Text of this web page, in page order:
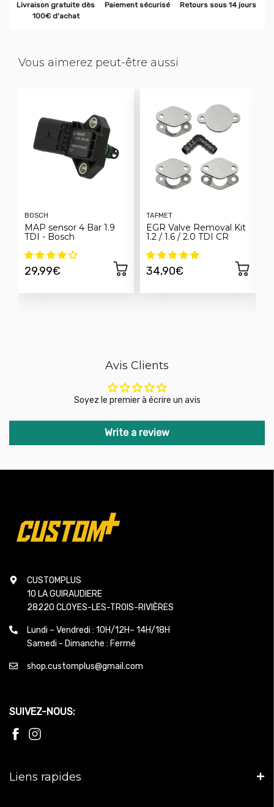
Livraison gratuite dès
100€ d'achat
Paiement sécurisé Retours sous 14 jours
Vous aimerez peut-être aussi
BOSCH
MAP sensor 4 Bar 1.9
TDI - Bosch
29,99€
TAFMET
EGR Valve Removal Kit
1.2 / 1.6 / 2.0 TDI CR
34,90€
Avis Clients
Soyez le premier à écrire un avis
Write a review
CUSTOMPLUS
10 LA GUIRAUDIERE
28220 CLOYES-LES-TROIS-RIVIÈRES
Lundi – Vendredi : 10H/12H– 14H/18H
Samedi - Dimanche : Fermé
shop.customplus@gmail.com
SUIVEZ-NOUS:
Liens rapides